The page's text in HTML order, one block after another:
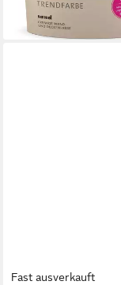
(13,96 €/ 1 l)
lieferbar - in 2-3
Fast ausverkauft